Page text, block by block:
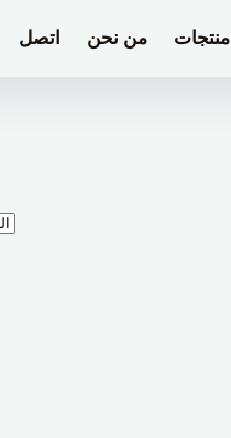
منتجات من نحن اتصل